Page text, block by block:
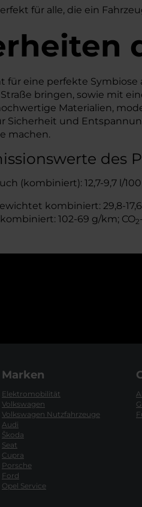
für alle, die ein
für eine perfekte
bringen, sowie mit
Materialien,
Sicherheit und
machen.
des
(kombiniert): 12,7-9,7 l/
kombiniert: 29,8-
102-69 g/km; CO2
Marken
Elektromobilität
Volkswagen
Volkswagen Nutzfahrzeuge
Audi
Škoda
Seat
Cupra
Porsche
Ford
Opel Service